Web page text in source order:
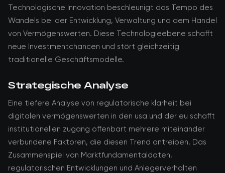
Technologische Innovation beschleunigt das Tempo des
Wandels bei der Entwicklung, Verwaltung und dem Handel
von Vermögenswerten. Diese Technologieebene schafft
neue Investmentchancen und stört gleichzeitig
traditionelle Geschäftsmodelle.
Strategische Analyse
Eine tiefere Analyse von regulatorische klarheit bei
digitalen vermögenswerten in den usa und der eu schafft
institutionellen zugang offenbart mehrere miteinander
verbundene Faktoren, die diesen Trend antreiben. Das
Zusammenspiel von Marktfundamentaldaten,
regulatorischen Entwicklungen und Anlegerverhalten